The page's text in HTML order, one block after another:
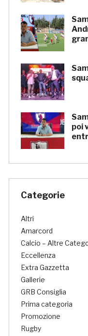
poi
Categorie
Altri
Amarcord
Calcio – Altre
Eccellenza
Extra Gazzetta
Gallerie
GRB Consiglia
Prima categoria
Promozione
Rugby